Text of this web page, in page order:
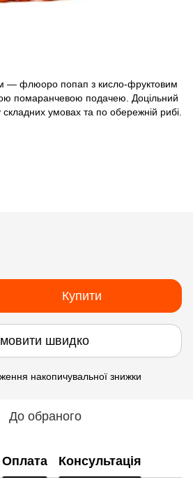
— флюоро попап з кисло-фруктовим
помаранчевою подачею. Доцільний
складних умовах та по обережній рибі.
Купити
швидко
накопичувальної знижки
До обраного
Оплата Консультація